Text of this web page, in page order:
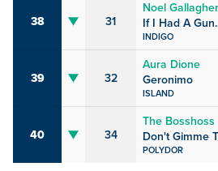
38 31
Noel Gallagher
If I Had A
INDIGO
39 32
Aura Dione
Geronimo
ISLAND
40 34
The Bosshoss
Don't Gimme
POLYDOR